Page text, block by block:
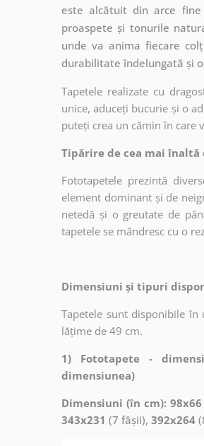
este alcătuit din arce
proaspete și tonurile
unde va anima fiecare
durabilitate îndelungată și
Tapetele realizate cu
unice, aduceți bucurie și o
puteți crea un cămin în care
Tipărire de cea mai
Fototapetele prezintă
element dominant și de
netedă și o greutate de
tapetele se mândresc cu o
Dimensiuni și tipuri
Tapetele sunt disponibile
lățime de 49 cm.
1) Fototapete -
dimensiunea)
Dimensiuni (în cm): 98x66
343x231 (7 fâșii), 392x264